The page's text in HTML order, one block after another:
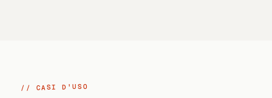
// CASI D'USO